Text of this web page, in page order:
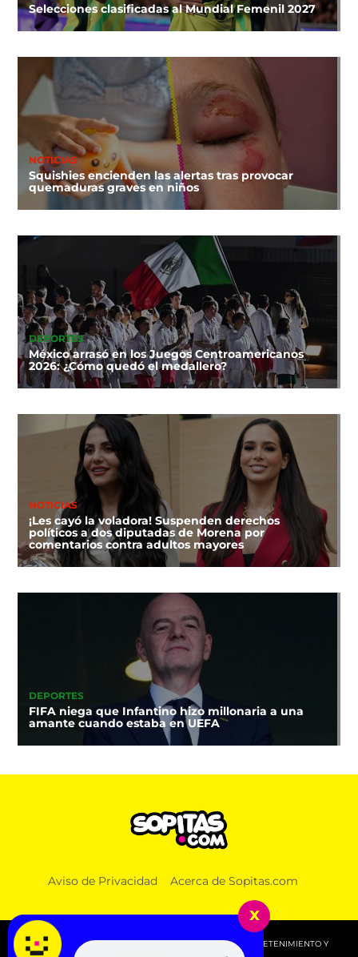
Selecciones clasificadas al Mundial Femenil 2027
NOTICIAS
Squishies encienden las alertas tras provocar
quemaduras graves en niños
DEPORTES
México arrasó en los Juegos Centroamericanos
2026: ¿Cómo quedó el medallero?
NOTICIAS
¡Les cayó la voladora! Suspenden derechos
políticos a dos diputadas de Morena por
comentarios contra adultos mayores
DEPORTES
FIFA niega que Infantino hizo millonaria a una
amante cuando estaba en UEFA
Aviso de Privacidad Acerca de Sopitas.com
© 2026 SOPITAS.COM - MÚSICA, NOTICIAS, DEPORTES, ENTRETENIMIENTO Y
x